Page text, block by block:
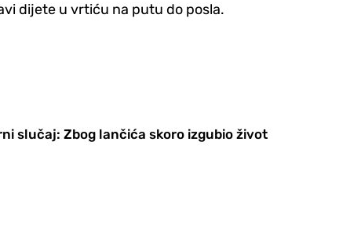
dijete u vrtiću na putu do posla.
slučaj: Zbog lančića skoro izgubio život